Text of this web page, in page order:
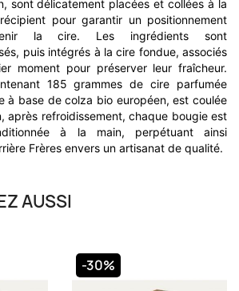
sont délicatement placées et collées à la
pour garantir un positionnement
la cire. Les ingrédients sont
puis intégrés à la cire fondue, associés
moment pour préserver leur fraîcheur.
185 grammes de cire parfumée
à base de colza bio européen, est coulée
après refroidissement, chaque bougie est
à la main, perpétuant ainsi
Frères envers un artisanat de qualité.
AUSSI
-30%